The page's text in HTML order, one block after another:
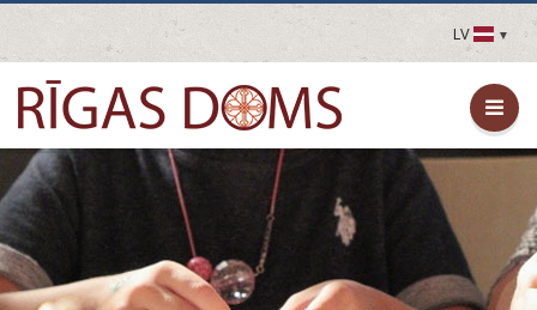
LV
LV
EN
DE
FR
FI